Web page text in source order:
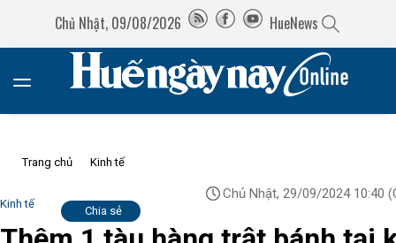
Chủ Nhật, 09/08/2026 HueNews
Trang chủ Kinh tế
Kinh tế
Chủ Nhật, 29/09/2024 10:40
Chia sẻ